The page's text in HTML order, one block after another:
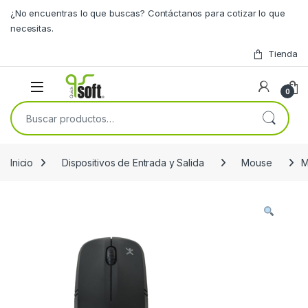
¿No encuentras lo que buscas? Contáctanos para cotizar lo que
necesitas.
Tienda
0
Buscar por:
Inicio Dispositivos de Entrada y Salida Mouse